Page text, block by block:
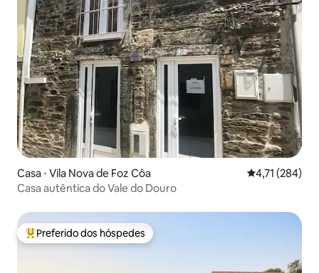
Casa ⋅ Vila Nova de Foz Côa 4,71 de uma
4,71 (284)
Casa autêntica do Vale do Douro
Entre os melhores preferidos dos hóspedes
Preferido dos hóspedes